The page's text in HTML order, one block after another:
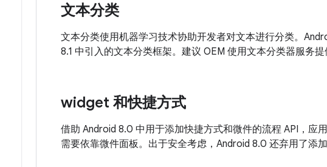
文本分类
文本分类使用机器学习技术协助开发者对文本进行分类。
8.1 中引入的文本分类框架。建议 OEM 使用文本分类器服务提
widget 和快捷方式
借助 Android 8.0 中用于添加快捷方式和微件的流程 API，应
需要依靠微件面板。出于安全考虑，Android 8.0 还弃用了添